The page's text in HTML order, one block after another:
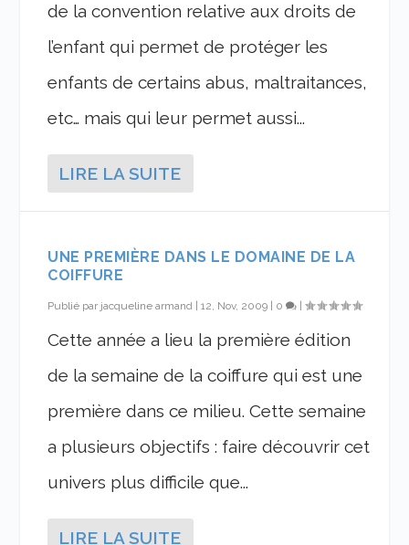
de la convention relative aux droits de
l’enfant qui permet de protéger les
enfants de certains abus, maltraitances,
etc… mais qui leur permet aussi...
LIRE LA SUITE
UNE PREMIÈRE DANS LE DOMAINE DE LA
COIFFURE
Publié par jacqueline armand |12, Nov, 2009 0 |
Cette année a lieu la première édition
de la semaine de la coiffure qui est une
première dans ce milieu. Cette semaine
a plusieurs objectifs : faire découvrir cet
univers plus difficile que...
LIRE LA SUITE